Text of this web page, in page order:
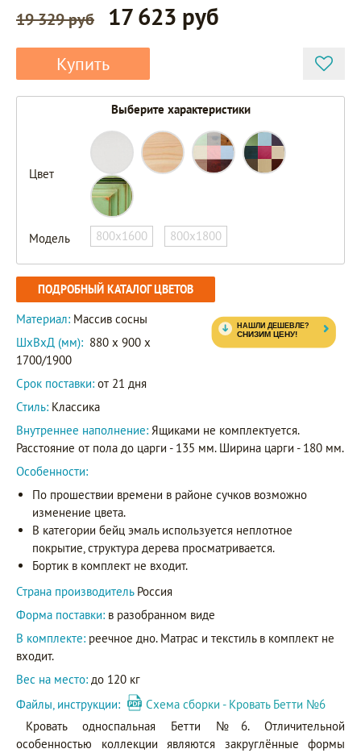
19 329 руб 17 623 руб
Купить
Выберите характеристики
Цвет
Модель 800х1600 800х1800
ПОДРОБНЫЙ КАТАЛОГ ЦВЕТОВ
Материал: Массив сосны
ШxВxД (мм): 880 x 900 x
1700/1900
Срок поставки: от 21 дня
Стиль: Классика
Внутреннее наполнение: Ящиками не комплектуется.
Расстояние от пола до царги - 135 мм. Ширина царги - 180 мм.
Особенности:
По прошествии времени в районе сучков возможно
изменение цвета.
В категории бейц эмаль используется неплотное
покрытие, структура дерева просматривается.
Бортик в комплект не входит.
Страна производитель Россия
Форма поставки: в разобранном виде
В комплекте: реечное дно. Матрас и текстиль в комплект не
входит.
Вес на место: до 120 кг
Файлы, инструкции:
Схема сборки - Кровать Бетти №6
Кровать односпальная Бетти №6. Отличительной
особенностью коллекции являются закруглённые формы